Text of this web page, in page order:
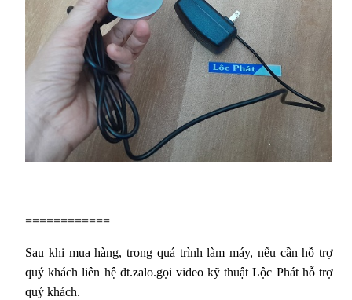
============
Sau khi mua hàng, trong quá trình làm máy, nếu cần hỗ trợ
quý khách liên hệ đt.zalo.gọi video kỹ thuật Lộc Phát hỗ trợ
quý khách.